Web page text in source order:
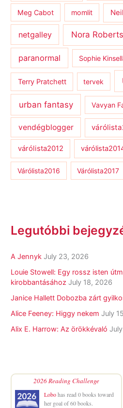
Meg Cabot momlit
netgalley Nora Roberts
paranormal Sophie
Terry Pratchett tervek
urban fantasy Vavyan
vendégblogger
várólista2012
Várólista2016 Várólista2017
Legutóbbi
A Jennyk July 23, 2026
Louie Stowell: Egy ​rossz isten
kirobbantásához July 18, 2026
Janice Hallett Dobozba zárt
Alice Feeney: Higgy nekem July
Alix E. Harrow: Az örökkévaló
2026 Reading Challenge
Lobohas read 0 books toward
her goal of 60 books.